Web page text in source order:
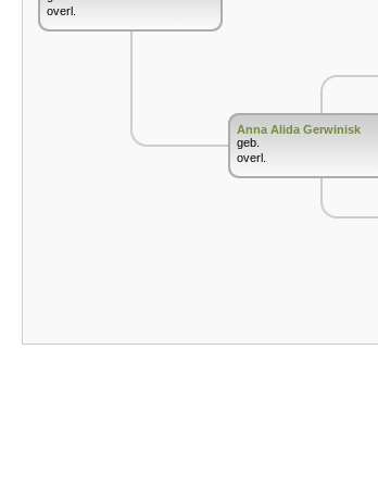
overl.
Anna Alida Gerwinisk
geb.
overl.